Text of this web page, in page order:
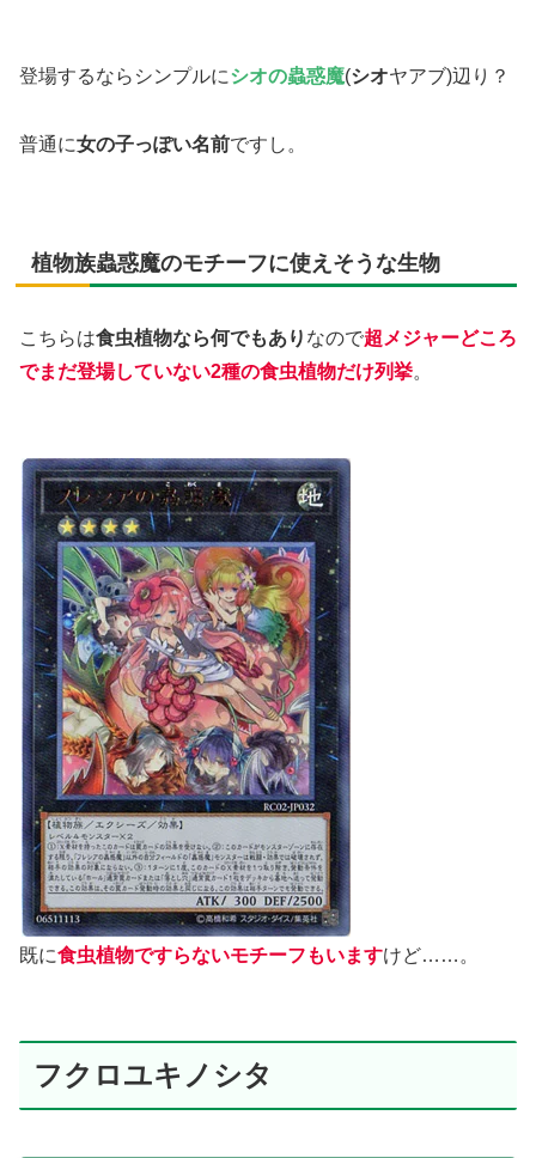
登場するならシンプルにシオの蟲惑魔(シオヤアブ)辺り？
普通に女の子っぽい名前ですし。
植物族蟲惑魔のモチーフに使えそうな生物
こちらは食虫植物なら何でもあり なので超メジャーどころ
でまだ登場していない2種の食虫植物だけ列挙。
既に食虫植物ですらないモチーフもいますけど……。
フクロユキノシタ